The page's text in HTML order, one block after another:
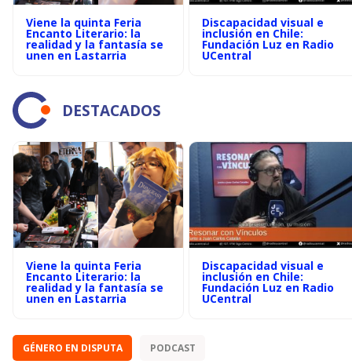
Viene la quinta Feria
Encanto Literario: la
realidad y la fantasía se
unen en Lastarria
Discapacidad visual e
inclusión en Chile:
Fundación Luz en Radio
UCentral
DESTACADOS
Viene la quinta Feria
Encanto Literario: la
realidad y la fantasía se
unen en Lastarria
Discapacidad visual e
inclusión en Chile:
Fundación Luz en Radio
UCentral
GÉNERO EN DISPUTA PODCAST